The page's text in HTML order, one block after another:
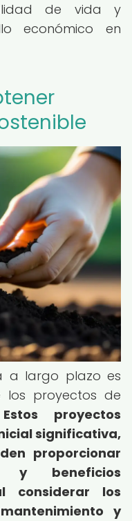
de vida y
económico en
a largo plazo es
los proyectos de
Estos proyectos
significativa,
proporcionar
y beneficios
considerar los
y